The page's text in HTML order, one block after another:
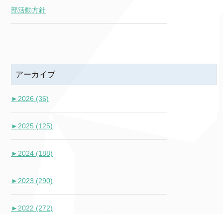
部活動方針
アーカイブ
► 2026 (36)
► 2025 (125)
► 2024 (188)
► 2023 (290)
► 2022 (272)